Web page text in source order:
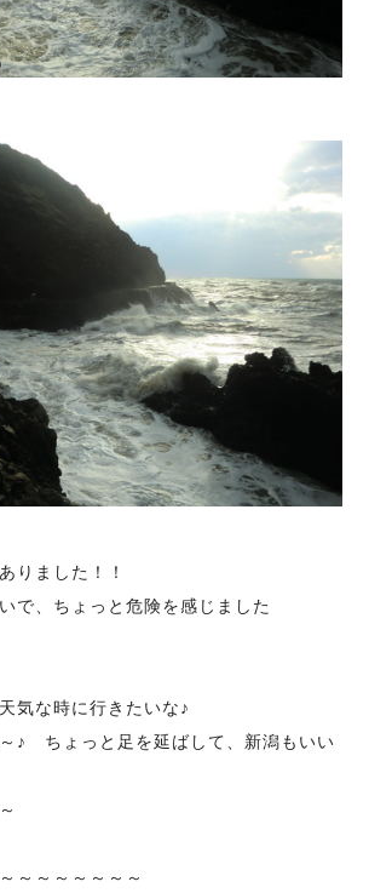
りました！！
で、ちょっと危険を感じました
気な時に行きたいな♪
♪ ちょっと足を延ばして、新潟もいい
～～～～～～～